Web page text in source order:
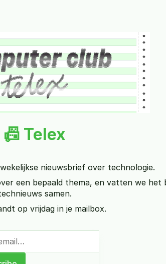
📠 Telex
nieuwsbrief over technologie.
een bepaald thema, en vatten we het
samen.
op vrijdag in je mailbox.